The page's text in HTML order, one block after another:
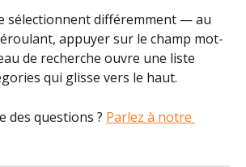
sélectionnent différemment — au
appuyer sur le champ mot-
de recherche ouvre une liste
qui glisse vers le haut.
des questions ? Parlez à notre